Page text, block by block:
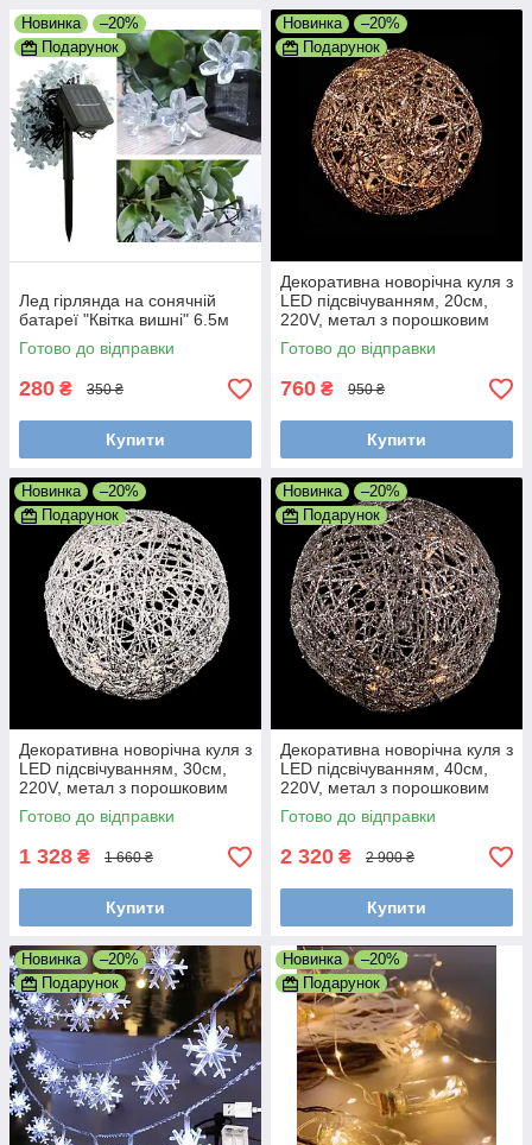
Новинка
–20%
Подарунок
Лед гірлянда на сонячній
батареї "Квітка вишні" 6.5м
Готово до відправки
280 ₴ 350 ₴
Купити
Новинка
–20%
Подарунок
Декоративна новорічна куля з
LED підсвічуванням, 20см,
220V, метал з порошковим
покриттям, IP40
Готово до відправки
760 ₴ 950 ₴
Купити
Новинка
–20%
Подарунок
Декоративна новорічна куля з
LED підсвічуванням, 30см,
220V, метал з порошковим
покриттям, IP40
Готово до відправки
1 328 ₴ 1 660 ₴
Купити
Новинка
–20%
Подарунок
Декоративна новорічна куля з
LED підсвічуванням, 40см,
220V, метал з порошковим
покриттям, IP40
Готово до відправки
2 320 ₴ 2 900 ₴
Купити
Новинка
–20%
Подарунок
Новинка
–20%
Подарунок